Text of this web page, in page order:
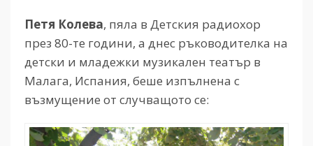
Петя Колева, пяла в Детския радиохор
през 80-те години, а днес ръководителка на
детски и младежки музикален театър в
Малага, Испания, беше изпълнена с
възмущение от случващото се: